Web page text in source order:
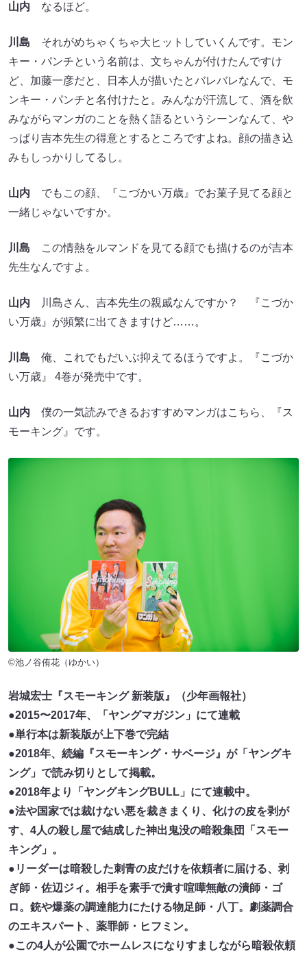
山内 なるほど。
川島 それがめちゃくちゃ大ヒットしていくんです。モン
キー・パンチという名前は、文ちゃんが付けたんですけ
ど、加藤一彦だと、日本人が描いたとバレバレなんで、モ
ンキー・パンチと名付けたと。みんなが汗流して、酒を飲
みながらマンガのことを熱く語るというシーンなんて、や
っぱり吉本先生の得意とするところですよね。顔の描き込
みもしっかりしてるし。
山内 でもこの顔、『こづかい万歳』でお菓子見てる顔と
一緒じゃないですか。
川島 この情熱をルマンドを見てる顔でも描けるのが吉本
先生なんですよ。
山内 川島さん、吉本先生の親戚なんですか？ 『こづか
い万歳』が頻繁に出てきますけど……。
川島 俺、これでもだいぶ抑えてるほうですよ。『こづか
い万歳』 4巻が発売中です。
山内 僕の一気読みできるおすすめマンガはこちら、『ス
モーキング』です。
©池ノ谷侑花（ゆかい）
岩城宏士『スモーキング 新装版』（少年画報社）
●2015〜2017年、「ヤングマガジン」にて連載
●単行本は新装版が上下巻で完結
●2018年、続編『スモーキング・サベージ』が「ヤングキ
ング」で読み切りとして掲載。
●2018年より「ヤングキングBULL」にて連載中。
●法や国家では裁けない悪を裁きまくり、化けの皮を剥が
す、4人の殺し屋で結成した神出鬼没の暗殺集団「スモー
キング」。
●リーダーは暗殺した刺青の皮だけを依頼者に届ける、剥
ぎ師・佐辺ジィ。相手を素手で潰す喧嘩無敵の潰師・ゴ
ロ。銃や爆薬の調達能力にたける物足師・八丁。劇薬調合
のエキスパート、薬罪師・ヒフミン。
●この4人が公園でホームレスになりすましながら暗殺依頼